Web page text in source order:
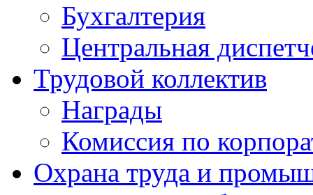
Бухгалтерия
Центральная
Трудовой коллектив
Награды
Комиссия по
Охрана труда и